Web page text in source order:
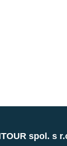
spol. s